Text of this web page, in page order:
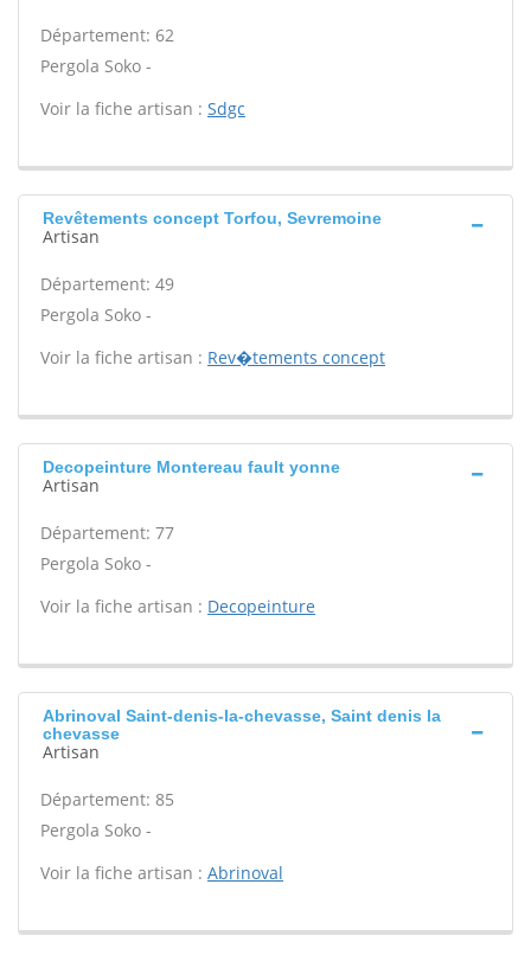
Département: 62
Pergola Soko -
Voir la fiche artisan : Sdgc
Revêtements concept Torfou, Sevremoine
Artisan
Département: 49
Pergola Soko -
Voir la fiche artisan : Rev�tements concept
Decopeinture Montereau fault yonne
Artisan
Département: 77
Pergola Soko -
Voir la fiche artisan : Decopeinture
Abrinoval Saint-denis-la-chevasse, Saint denis la
chevasse
Artisan
Département: 85
Pergola Soko -
Voir la fiche artisan : Abrinoval